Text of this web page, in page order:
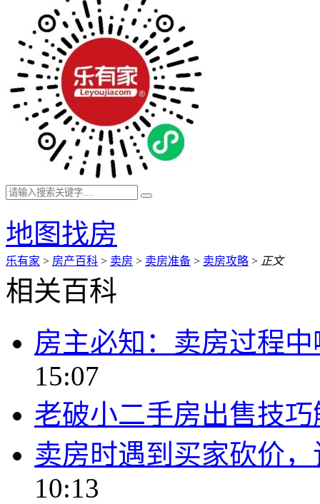
地图找房
乐有家 > 房产百科 > 卖房 > 卖房准备 > 卖房攻略 > 正文
相关百科
房主必知：卖房过程
15:07
老破小二手房出售技巧
卖房时遇到买家砍价
10:13